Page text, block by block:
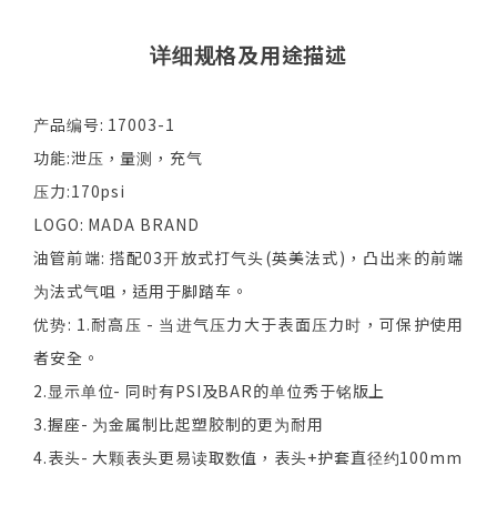
详细规格及用途描述
产品编号: 17003-1
功能:泄压，量测，充气
压力:170psi
LOGO: MADA BRAND
油管前端: 搭配03开放式打气头(英美法式)，凸出来的前端
为法式气咀，适用于脚踏车。
优势: 1.耐高压 - 当进气压力大于表面压力时，可保护使用
者安全。
2.显示单位- 同时有PSI及BAR的单位秀于铭版上
3.握座- 为金属制比起塑胶制的更为耐用
4.表头- 大颗表头更易读取数值，表头+护套直径约100mm